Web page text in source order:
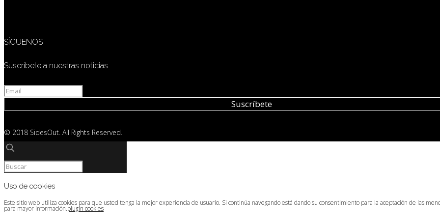
SÍGUENOS
Suscríbete a nuestras noticias
© 2018 SidesOut. All Rights Reserved.
Uso de cookies
Este sitio web utiliza cookies para que usted tenga la mejor experiencia de usuario. Si continúa navegando está dando su consentimiento para la aceptación de las
para mayor información.plugin cookies